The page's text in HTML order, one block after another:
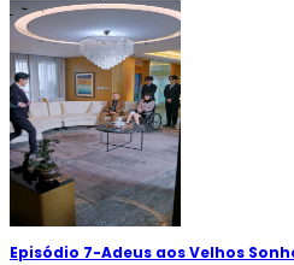
Episódio 7-Adeus aos Velhos